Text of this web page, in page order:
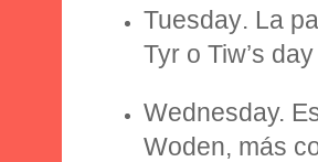
Tuesday. La
Tyr o Tiw’s
Wednesday.
Woden, más